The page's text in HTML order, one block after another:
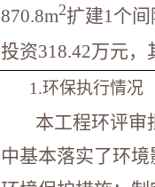
870.8m2扩建1个
投资318.42万元，
1.环保执行情况
本工程环评审
中基本落实了环